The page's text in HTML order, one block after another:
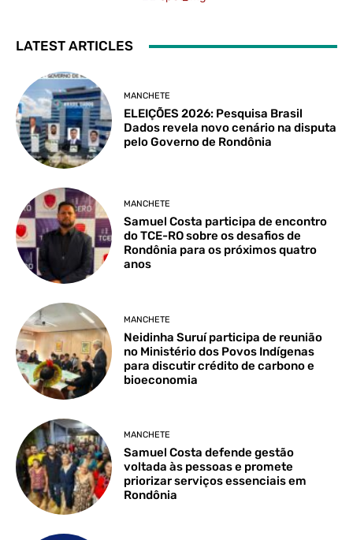
LATEST ARTICLES
MANCHETE
ELEIÇÕES 2026: Pesquisa Brasil
Dados revela novo cenário na disputa
pelo Governo de Rondônia
MANCHETE
Samuel Costa participa de encontro
do TCE-RO sobre os desafios de
Rondônia para os próximos quatro
anos
MANCHETE
Neidinha Suruí participa de reunião
no Ministério dos Povos Indígenas
para discutir crédito de carbono e
bioeconomia
MANCHETE
Samuel Costa defende gestão
voltada às pessoas e promete
priorizar serviços essenciais em
Rondônia